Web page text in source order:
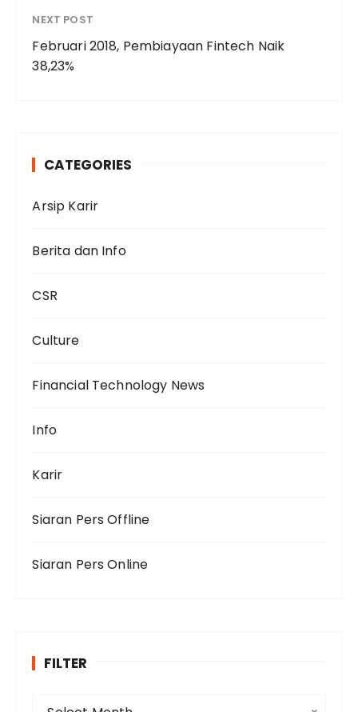
NEXT POST
Februari 2018, Pembiayaan Fintech Naik
38,23%
CATEGORIES
Arsip Karir
Berita dan Info
CSR
Culture
Financial Technology News
Info
Karir
Siaran Pers Offline
Siaran Pers Online
FILTER